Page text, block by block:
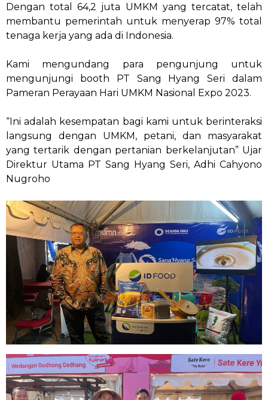
Dengan total 64,2 juta UMKM yang tercatat, telah
membantu pemerintah untuk menyerap 97% total
tenaga kerja yang ada di Indonesia.
Kami mengundang para pengunjung untuk
mengunjungi booth PT Sang Hyang Seri dalam
Pameran Perayaan Hari UMKM Nasional Expo 2023.
“Ini adalah kesempatan bagi kami untuk berinteraksi
langsung dengan UMKM, petani, dan masyarakat
yang tertarik dengan pertanian berkelanjutan” Ujar
Direktur Utama PT Sang Hyang Seri, Adhi Cahyono
Nugroho